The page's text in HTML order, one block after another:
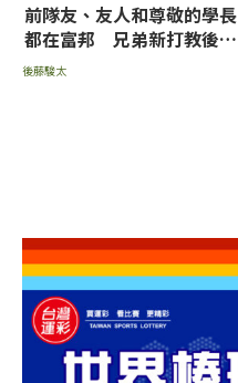
前隊友、友人和尊敬的學長
都在富邦 兄弟新打教後藤
駿太：不想輸他們
後藤駿太